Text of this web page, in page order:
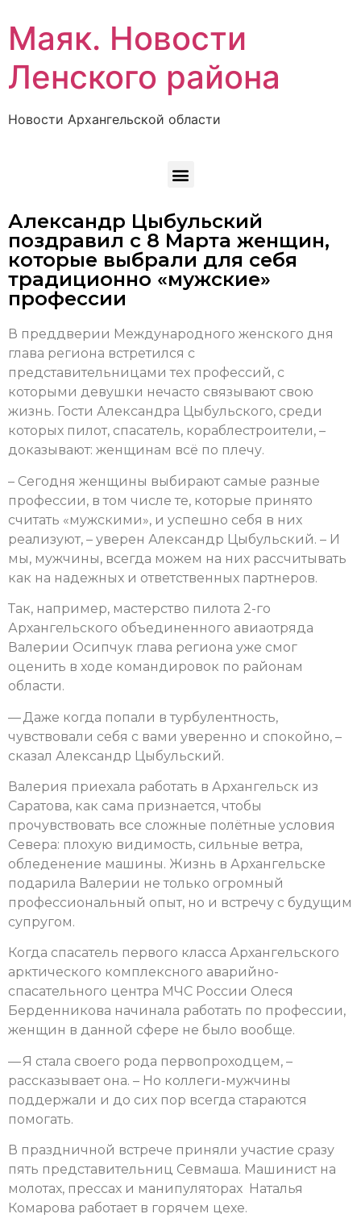
Маяк. Новости
Ленского района
Новости Архангельской области
Александр Цыбульский
поздравил с 8 Марта женщин,
которые выбрали для себя
традиционно «мужские»
профессии
В преддверии Международного женского дня
глава региона встретился с
представительницами тех профессий, с
которыми девушки нечасто связывают свою
жизнь. Гости Александра Цыбульского, среди
которых пилот, спасатель, кораблестроители, –
доказывают: женщинам всё по плечу.
– Сегодня женщины выбирают самые разные
профессии, в том числе те, которые принято
считать «мужскими», и успешно себя в них
реализуют, – уверен Александр Цыбульский. – И
мы, мужчины, всегда можем на них рассчитывать
как на надежных и ответственных партнеров.
Так, например, мастерство пилота 2-го
Архангельского объединенного авиаотряда
Валерии Осипчук глава региона уже смог
оценить в ходе командировок по районам
области.
— Даже когда попали в турбулентность,
чувствовали себя с вами уверенно и спокойно, –
сказал Александр Цыбульский.
Валерия приехала работать в Архангельск из
Саратова, как сама признается, чтобы
прочувствовать все сложные полётные условия
Севера: плохую видимость, сильные ветра,
обледенение машины. Жизнь в Архангельске
подарила Валерии не только огромный
профессиональный опыт, но и встречу с будущим
супругом.
Когда спасатель первого класса Архангельского
арктического комплексного аварийно-
спасательного центра МЧС России Олеся
Берденникова начинала работать по профессии,
женщин в данной сфере не было вообще.
— Я стала своего рода первопроходцем, –
рассказывает она. – Но коллеги-мужчины
поддержали и до сих пор всегда стараются
помогать.
В праздничной встрече приняли участие сразу
пять представительниц Севмаша. Машинист на
молотах, прессах и манипуляторах Наталья
Комарова работает в горячем цехе.